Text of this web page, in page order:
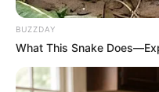
BUZZDAY
What This Snake